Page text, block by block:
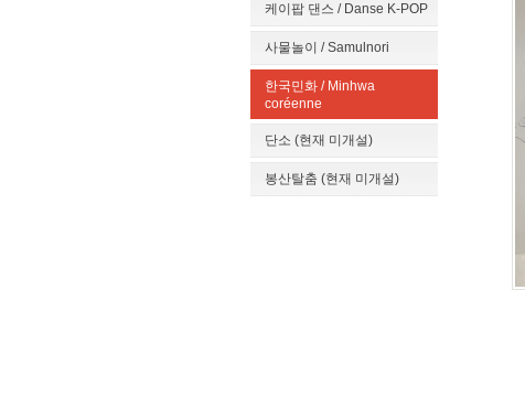
케이팝 댄스 / Danse K-POP
사물놀이 / Samulnori
한국민화 / Minhwa
coréenne
단소 (현재 미개설)
봉산탈춤 (현재 미개설)